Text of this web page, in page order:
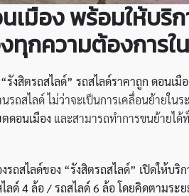
เมือง พร้อมให้บ
งทุกความต้องการ
“รังสิตรถสไลด์” รถสไลด์ราคาถูก ดอนเมื
สไลด์ ไม่ว่าจะเป็นการเคลื่อนย้ายใน
ตดอนเมือง และสามารถทำการขนย้ายไ
รถสไลด์ของ “รังสิตรถสไลด์” เปิดให้บริ
ลด์4 ล้อ / รถสไลด์ 6 ล้อ โดยคิดตามระ